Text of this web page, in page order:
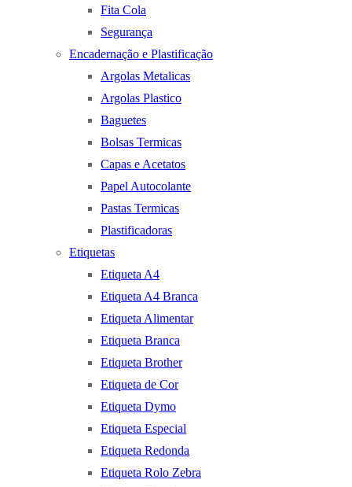
Fita Cola
Segurança
Encadernação e Plastificação
Argolas Metalicas
Argolas Plastico
Baguetes
Bolsas Termicas
Capas e Acetatos
Papel Autocolante
Pastas Termicas
Plastificadoras
Etiquetas
Etiqueta A4
Etiqueta A4 Branca
Etiqueta Alimentar
Etiqueta Branca
Etiqueta Brother
Etiqueta de Cor
Etiqueta Dymo
Etiqueta Especial
Etiqueta Redonda
Etiqueta Rolo Zebra